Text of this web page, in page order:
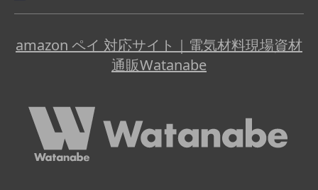
amazon ペイ 対応サイト｜電気材料現場資材
通販Watanabe